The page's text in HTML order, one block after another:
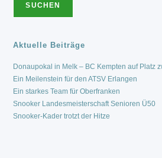
SUCHEN
Aktuelle Beiträge
Donaupokal in Melk – BC Kempten auf Platz
Ein Meilenstein für den ATSV Erlangen
Ein starkes Team für Oberfranken
Snooker Landesmeisterschaft Senioren Ü50
Snooker-Kader trotzt der Hitze